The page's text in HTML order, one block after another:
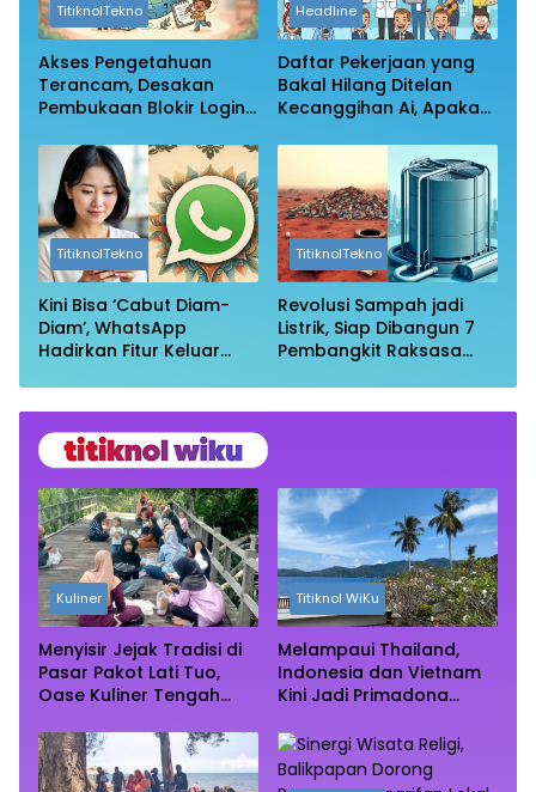
TitiknolTekno
Akses Pengetahuan
Terancam, Desakan
Pembukaan Blokir Login
Headline
Daftar Pekerjaan yang
Bakal Hilang Ditelan
Kecanggihan Ai, Apakah
Aman?
TitiknolTekno
Kini Bisa ‘Cabut Diam-
Diam’, WhatsApp
Hadirkan Fitur Keluar
TitiknolTekno
Revolusi Sampah jadi
Listrik, Siap Dibangun 7
Pembangkit Raksasa
Kuliner
Menyisir Jejak Tradisi di
Pasar Pakot Lati Tuo,
Oase Kuliner Tengah
Titiknol WiKu
Melampaui Thailand,
Indonesia dan Vietnam
Kini Jadi Primadona